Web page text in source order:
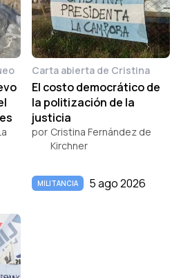
Carta abierta de Cristina
El costo democrático de
la politización de la
justicia
por Cristina Fernández de
Kirchner
MILITANCIA 5 ago 2026